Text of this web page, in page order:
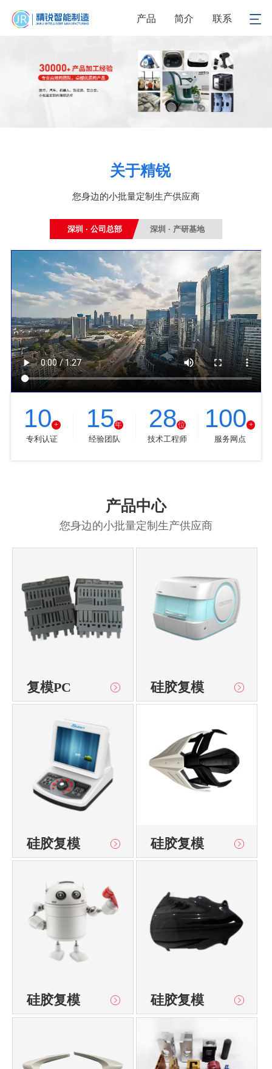
产品 简介 联系
关于精锐
您身边的小批量定制生产供应商
深圳 · 公司总部 深圳 · 产研基地
10 +
专利认证
15年
经验团队
28位
技术工程师
100 +
服务网点
产品中心
您身边的小批量定制生产供应商
复模PC 硅胶复模
硅胶复模 硅胶复模
硅胶复模 硅胶复模